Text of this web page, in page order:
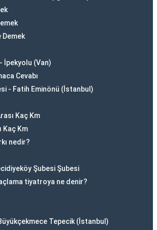
Demek
İpekyolu (Van)
Cevabı
- Fatih Eminönü (İstanbul)
Kaç Km
Kaç Km
nedir?
Şubesi Şubesi
tiyatroya ne denir?
Tepecik (İstanbul)